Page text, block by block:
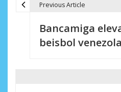
Previous Article
Bancamiga
beisbol